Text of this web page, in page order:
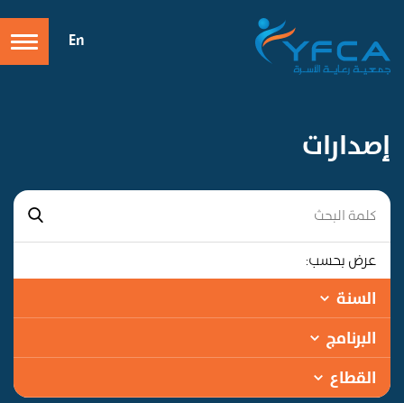
En
إصدارات
عرض بحسب:
السنة
البرنامج
القطاع